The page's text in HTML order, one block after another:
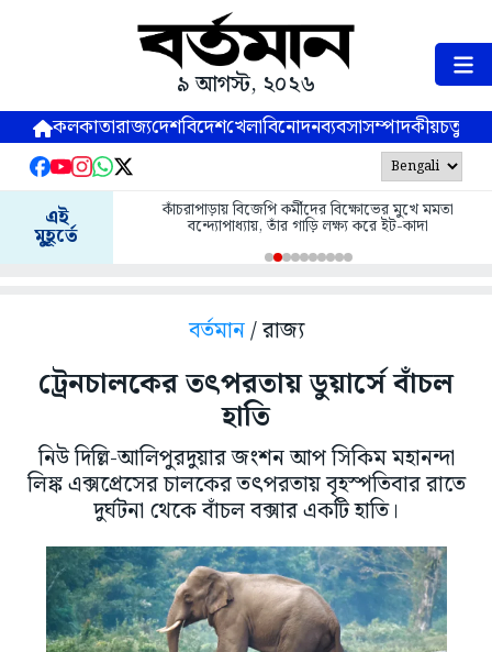
৯ আগস্ট, ২০২৬
কলকাতারাজ্যদেশবিদেশখেলাবিনোদনব্যবসাসম্পাদকীয়
এই
মুহূর্তে
কাঁচরাপাড়ায় বিজেপি কর্মীদের বিক্ষোভের মুখে মমতা
বন্দ্যোপাধ্যায়, তাঁর গাড়ি লক্ষ্য করে ইট-কাদা
বর্তমান/ রাজ্য
ট্রেনচালকের তৎপরতায় ডুয়ার্সে বাঁচল
হাতি
নিউ দিল্লি-আলিপুরদুয়ার জংশন আপ সিকিম মহানন্দা
লিঙ্ক এক্সপ্রেসের চালকের তৎপরতায় বৃহস্পতিবার রাতে
দুর্ঘটনা থেকে বাঁচল বক্সার একটি হাতি।